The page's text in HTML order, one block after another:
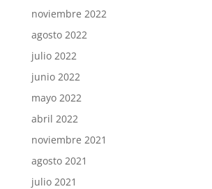
noviembre 2022
agosto 2022
julio 2022
junio 2022
mayo 2022
abril 2022
noviembre 2021
agosto 2021
julio 2021